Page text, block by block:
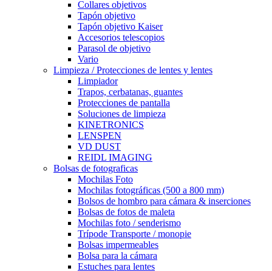
Collares objetivos
Tapón objetivo
Tapón objetivo Kaiser
Accesorios telescopios
Parasol de objetivo
Vario
Limpieza / Protecciones de lentes y lentes
Limpiador
Trapos, cerbatanas, guantes
Protecciones de pantalla
Soluciones de limpieza
KINETRONICS
LENSPEN
VD DUST
REIDL IMAGING
Bolsas de fotograficas
Mochilas Foto
Mochilas fotográficas (500 a 800 mm)
Bolsos de hombro para cámara & inserciones
Bolsas de fotos de maleta
Mochilas foto / senderismo
Trípode Transporte / monopie
Bolsas impermeables
Bolsa para la cámara
Estuches para lentes